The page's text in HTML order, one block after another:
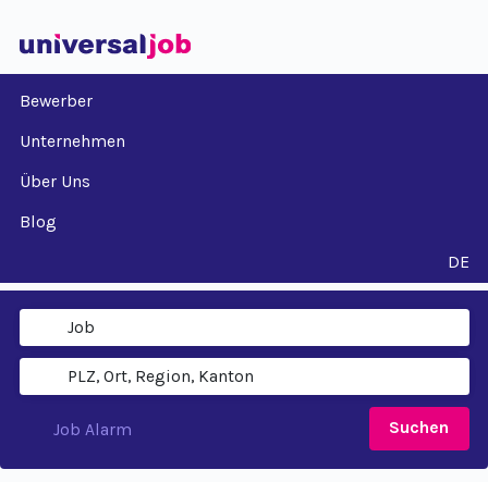
Bewerber
Unternehmen
Über Uns
Blog
DE
Suchen
Job Alarm